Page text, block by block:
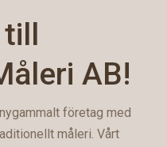
till
AB!
företag med
måleri. Vårt